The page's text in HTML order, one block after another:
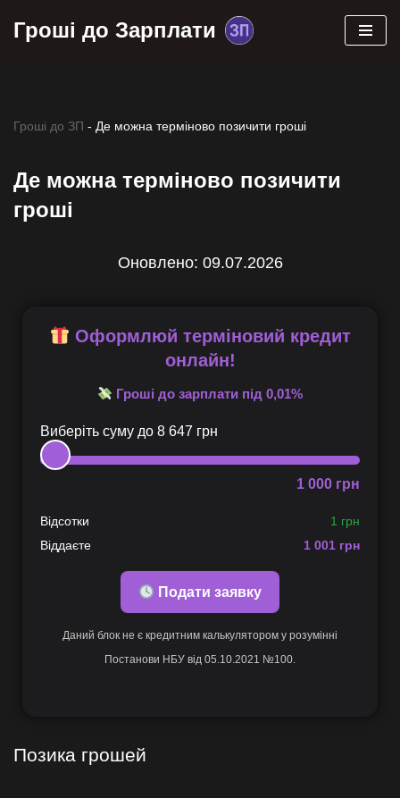
Гроші до Зарплати
Гроші до ЗП - Де можна терміново позичити гроші
Де можна терміново позичити
гроші
Оновлено: 09.07.2026
Оформлюй терміновий кредит
онлайн!
Гроші до зарплати під 0,01%
Виберіть суму до 8 647 грн
1 000 грн
Відсотки
1 грн
Віддаєте
1 001 грн
Подати заявку
Даний блок не є кредитним калькулятором у розумінні
Постанови НБУ від 05.10.2021 №100.
Позика грошей